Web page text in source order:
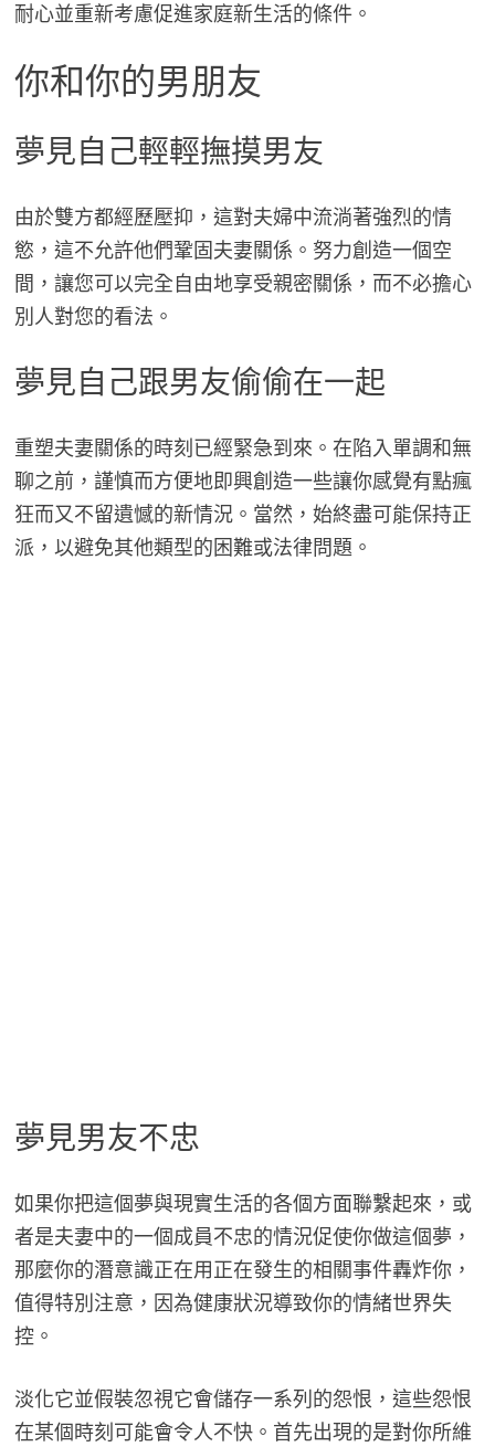
耐心並重新考慮促進家庭新生活的條件。
你和你的男朋友
夢見自己輕輕撫摸男友
由於雙方都經歷壓抑，這對夫婦中流淌著強烈的情
慾，這不允許他們鞏固夫妻關係。努力創造一個空
間，讓您可以完全自由地享受親密關係，而不必擔心
別人對您的看法。
夢見自己跟男友偷偷在一起
重塑夫妻關係的時刻已經緊急到來。在陷入單調和無
聊之前，謹慎而方便地即興創造一些讓你感覺有點瘋
狂而又不留遺憾的新情況。當然，始終盡可能保持正
派，以避免其他類型的困難或法律問題。
夢見男友不忠
如果你把這個夢與現實生活的各個方面聯繫起來，或
者是夫妻中的一個成員不忠的情況促使你做這個夢，
那麼你的潛意識正在用正在發生的相關事件轟炸你，
值得特別注意，因為健康狀況導致你的情緒世界失
控。
淡化它並假裝忽視它會儲存一系列的怨恨，這些怨恨
在某個時刻可能會令人不快。首先出現的是對你所維